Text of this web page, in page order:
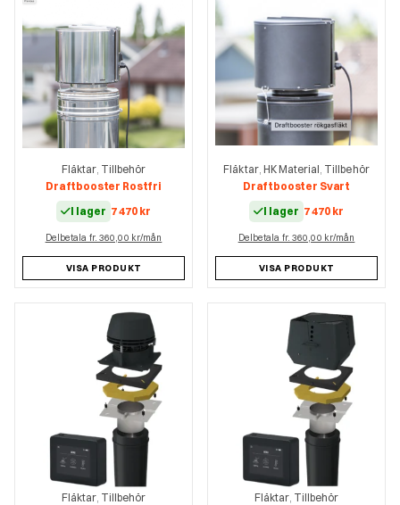
Fläktar, Tillbehör
Draftbooster Rostfri
I lager 7 470 kr
Delbetala fr. 360,00 kr/mån
VISA PRODUKT
Fläktar, HK Material, Tillbehör
Draftbooster Svart
I lager 7 470 kr
Delbetala fr. 360,00 kr/mån
VISA PRODUKT
Fläktar, Tillbehör
Fläktar, Tillbehör